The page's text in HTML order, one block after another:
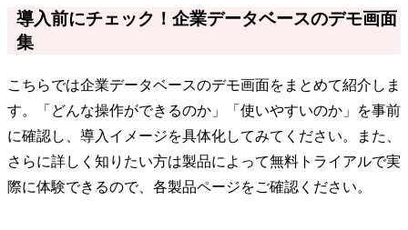
導入前にチェック！企業データベースのデモ画面
集
こちらでは企業データベースのデモ画面をまとめて紹介しま
す。「どんな操作ができるのか」「使いやすいのか」を事前
に確認し、導入イメージを具体化してみてください。また、
さらに詳しく知りたい方は製品によって無料トライアルで実
際に体験できるので、各製品ページをご確認ください。